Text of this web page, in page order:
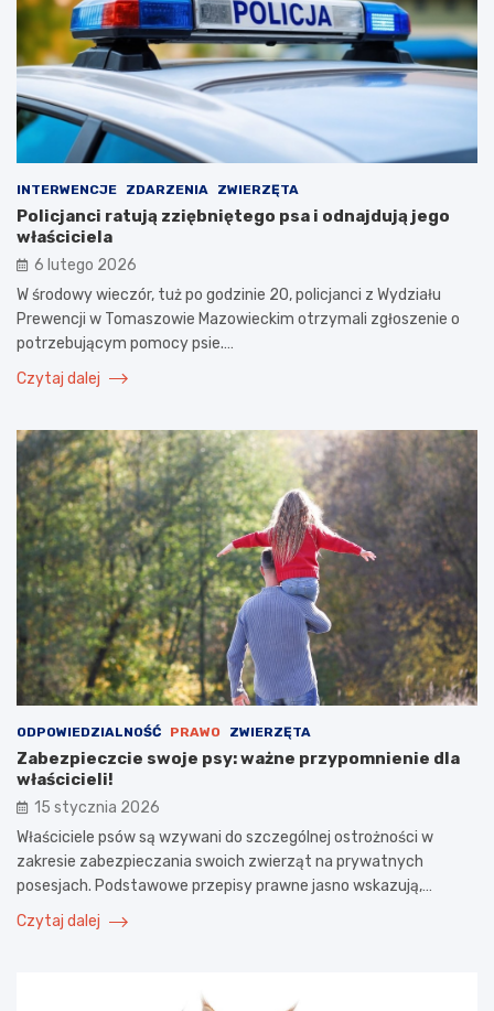
INTERWENCJE ZDARZENIA ZWIERZĘTA
Policjanci ratują zziębniętego psa i odnajdują jego
właściciela
6 lutego 2026
W środowy wieczór, tuż po godzinie 20, policjanci z Wydziału
Prewencji w Tomaszowie Mazowieckim otrzymali zgłoszenie o
potrzebującym pomocy psie.…
Czytaj dalej
ODPOWIEDZIALNOŚĆ PRAWO ZWIERZĘTA
Zabezpieczcie swoje psy: ważne przypomnienie dla
właścicieli!
15 stycznia 2026
Właściciele psów są wzywani do szczególnej ostrożności w
zakresie zabezpieczania swoich zwierząt na prywatnych
posesjach. Podstawowe przepisy prawne jasno wskazują,…
Czytaj dalej